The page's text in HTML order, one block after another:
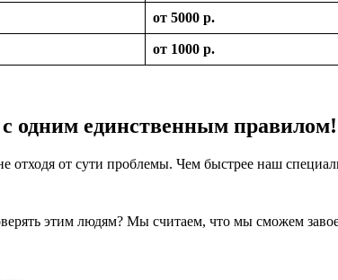
от 5000 р.
от 1000 р.
одним единственным правилом!
от сути проблемы. Чем быстрее наш
этим людям? Мы считаем, что мы сможем